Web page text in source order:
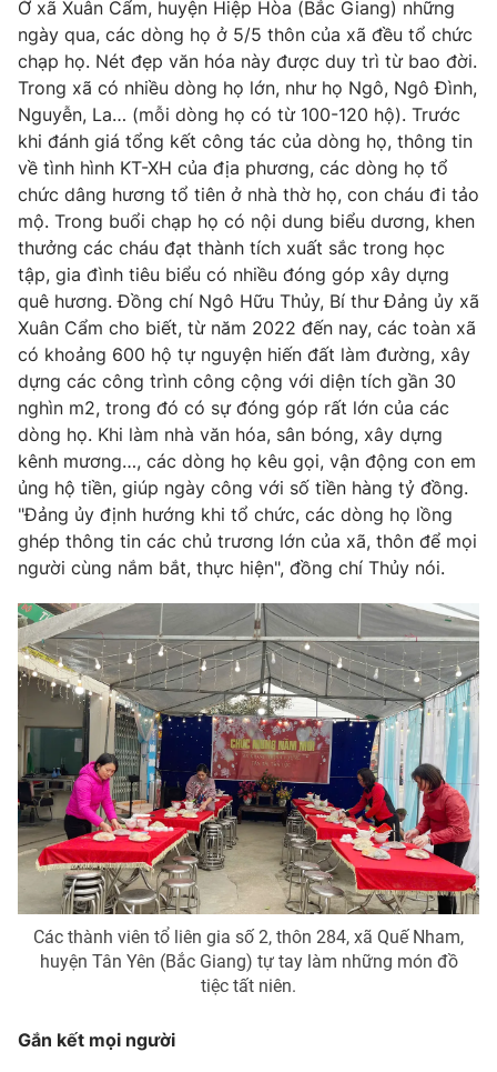
Giấy phép hoạt động báo in và báo điện tử số 483/GP-BTTTT
cấp ngày 29/12/2023
Tổng Biên tập: Vũ Thanh Thủy
Phó Tổng Biên tập:Nguyễn Thị Mỹ Hạnh, Phạm Quốc Thắng,
Nguyễn Trọng Ninh
Tổng đài VTV: 024.38 355 931 - 024.38 355 932
Ðiện thoại Thời báo VTV:024.66 897 897
Email:toasoan@vtv.vn
Liên hệ quảng cáo: 024-7300.7108
® Cấm sao chép dưới mọi hình thức nếu không có sự chấp
thuận bằng văn bản. Ghi rõ nguồn VTV.vn khi phát hành lại
thông tin từ website này.
Ở xã Xuân Cẩm, huyện Hiệp Hòa (Bắc Giang) những
ngày qua, các dòng họ ở 5/5 thôn của xã đều tổ chức
chạp họ. Nét đẹp văn hóa này được duy trì từ bao đời.
Trong xã có nhiều dòng họ lớn, như họ Ngô, Ngô Đình,
Nguyễn, La… (mỗi dòng họ có từ 100-120 hộ). Trước
khi đánh giá tổng kết công tác của dòng họ, thông tin
về tình hình KT-XH của địa phương, các dòng họ tổ
chức dâng hương tổ tiên ở nhà thờ họ, con cháu đi tảo
mộ. Trong buổi chạp họ có nội dung biểu dương, khen
thưởng các cháu đạt thành tích xuất sắc trong học
tập, gia đình tiêu biểu có nhiều đóng góp xây dựng
quê hương. Đồng chí Ngô Hữu Thủy, Bí thư Đảng ủy xã
Xuân Cẩm cho biết, từ năm 2022 đến nay, các toàn xã
có khoảng 600 hộ tự nguyện hiến đất làm đường, xây
dựng các công trình công cộng với diện tích gần 30
nghìn m2, trong đó có sự đóng góp rất lớn của các
dòng họ. Khi làm nhà văn hóa, sân bóng, xây dựng
kênh mương…, các dòng họ kêu gọi, vận động con em
ủng hộ tiền, giúp ngày công với số tiền hàng tỷ đồng.
"Đảng ủy định hướng khi tổ chức, các dòng họ lồng
ghép thông tin các chủ trương lớn của xã, thôn để mọi
người cùng nắm bắt, thực hiện", đồng chí Thủy nói.
Các thành viên tổ liên gia số 2, thôn 284, xã Quế Nham,
huyện Tân Yên (Bắc Giang) tự tay làm những món đồ
tiệc tất niên.
Gắn kết mọi người